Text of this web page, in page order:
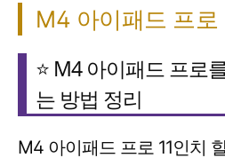
M4 아이패드 프로
⭐️ M4 아이패드 프로
는 방법 정리
M4 아이패드 프로 11인치